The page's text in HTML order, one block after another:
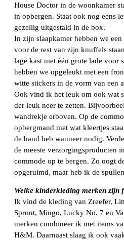
House Doctor in de woonkamer
in opbergen. Staat ook nog eens
gezellig uitgestald in de box.
In zijn slaapkamer hebben we
voor de rest van zijn knuffels
lage kast met één grote lade voor
hebben we opgeleukt met een
witte stickers in de vorm van een
Ook vind ik het leuk om ook wat
der leuk neer te zetten.
wandrekje erboven. Op de
opbergmand met wat kleertjes
de hand heb wanneer nodig.
de meeste verzorgingsproducten
commode op te bergen. Zo oogt
opgeruimd, maar heb ik de
Welke kinderkleding merken zijn
Ik vind de kleding van Zreefer,
Sprout, Mingo, Lucky No. 7 en
merken combineer ik met items
H&M. Daarnaast slaag ik ook